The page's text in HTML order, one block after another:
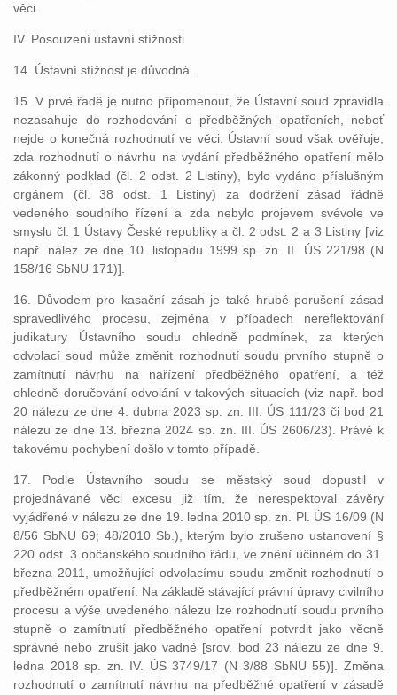
věci.
IV. Posouzení ústavní stížnosti
14. Ústavní stížnost je důvodná.
15. V prvé řadě je nutno připomenout, že Ústavní soud zpravidla
nezasahuje do rozhodování o předběžných opatřeních, neboť
nejde o konečná rozhodnutí ve věci. Ústavní soud však ověřuje,
zda rozhodnutí o návrhu na vydání předběžného opatření mělo
zákonný podklad (čl. 2 odst. 2 Listiny), bylo vydáno příslušným
orgánem (čl. 38 odst. 1 Listiny) za dodržení zásad řádně
vedeného soudního řízení a zda nebylo projevem svévole ve
smyslu čl. 1 Ústavy České republiky a čl. 2 odst. 2 a 3 Listiny [viz
např. nález ze dne 10. listopadu 1999 sp. zn. II. ÚS 221/98 (N
158/16 SbNU 171)].
16. Důvodem pro kasační zásah je také hrubé porušení zásad
spravedlivého procesu, zejména v případech nereflektování
judikatury Ústavního soudu ohledně podmínek, za kterých
odvolací soud může změnit rozhodnutí soudu prvního stupně o
zamítnutí návrhu na nařízení předběžného opatření, a též
ohledně doručování odvolání v takových situacích (viz např. bod
20 nálezu ze dne 4. dubna 2023 sp. zn. III. ÚS 111/23 či bod 21
nálezu ze dne 13. března 2024 sp. zn. III. ÚS 2606/23). Právě k
takovému pochybení došlo v tomto případě.
17. Podle Ústavního soudu se městský soud dopustil v
projednávané věci excesu již tím, že nerespektoval závěry
vyjádřené v nálezu ze dne 19. ledna 2010 sp. zn. Pl. ÚS 16/09 (N
8/56 SbNU 69; 48/2010 Sb.), kterým bylo zrušeno ustanovení §
220 odst. 3 občanského soudního řádu, ve znění účinném do 31.
března 2011, umožňující odvolacímu soudu změnit rozhodnutí o
předběžném opatření. Na základě stávající právní úpravy civilního
procesu a výše uvedeného nálezu lze rozhodnutí soudu prvního
stupně o zamítnutí předběžného opatření potvrdit jako věcně
správné nebo zrušit jako vadné [srov. bod 23 nálezu ze dne 9.
ledna 2018 sp. zn. IV. ÚS 3749/17 (N 3/88 SbNU 55)]. Změna
rozhodnutí o zamítnutí návrhu na předběžné opatření v zásadě